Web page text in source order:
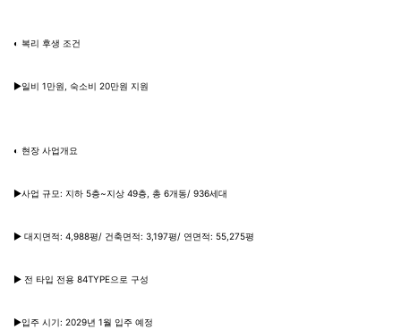
◐ 복리 후생 조건
▶일비 1만원, 숙소비 20만원 지원
◐ 현장 사업개요
▶사업 규모: 지하 5층~지상 49층, 총 6개동/ 936세대
▶ 대지면적: 4,988평/ 건축면적: 3,197평/ 연면적: 55,275평
▶ 전 타입 전용 84TYPE으로 구성
▶입주 시기: 2029년 1월 입주 예정